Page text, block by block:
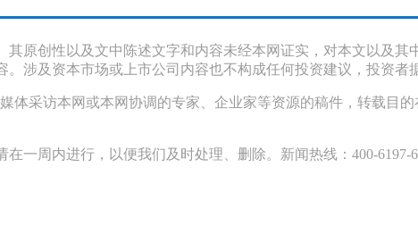
其原创性以及文中陈述文字和内容未经本网证实，对本文以及
涉及资本市场或上市公司内容也不构成任何投资建议，投资者
体采访本网或本网协调的专家、企业家等资源的稿件，转载目
一周内进行，以便我们及时处理、删除。新闻热线：400-6197-